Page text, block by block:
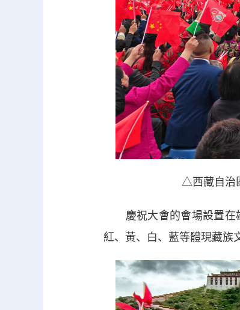
△西藏自治
慶祝大會的會場設置在雄
紅、黃、白、藍等體現藏族